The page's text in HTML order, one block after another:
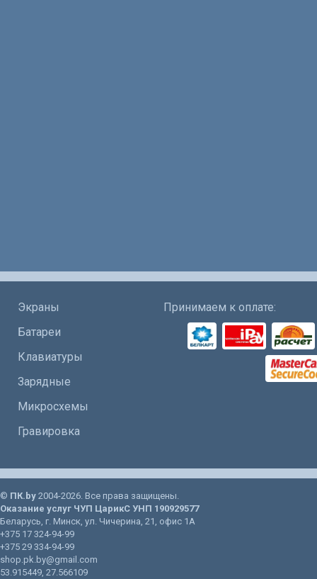
Экраны
Батареи
Клавиатуры
Зарядные
Микросхемы
Гравировка
Принимаем к оплате:
© ПК.by 2004-2026. Все права защищены.
Оказание услуг ЧУП ЦарикС УНП 190929577
Беларусь, г. Минск, ул. Чичерина, 21 , офис 1А
+375 17 324-94-99
+375 29 334-94-99
shop.pk.by@gmail.com
53.915449, 27.566109